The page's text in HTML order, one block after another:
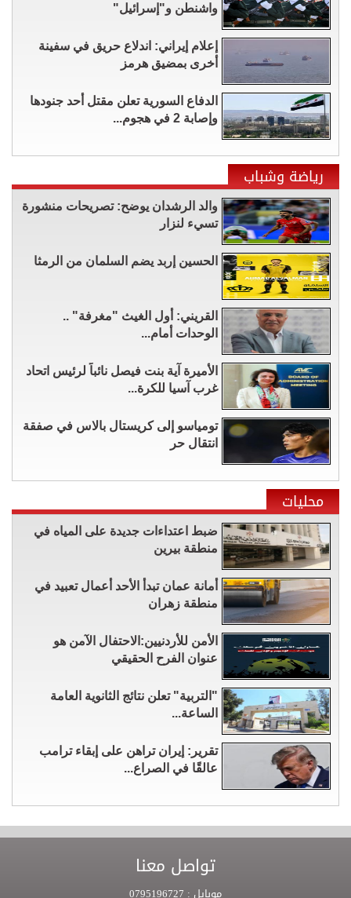
واشنطن و"إسرائيل"
إعلام إيراني: اندلاع حريق في سفينة
أخرى بمضيق هرمز
الدفاع السورية تعلن مقتل أحد جنودها
وإصابة 2 في هجوم...
رياضة وشباب
والد الرشدان يوضح: تصريحات منشورة
تسيء لنزار
الحسين إربد يضم السلمان من الرمثا
القريني: أول الغيث "مغرفة" ..
الوحدات أمام...
الأميرة آية بنت فيصل نائباً لرئيس اتحاد
غرب آسيا للكرة...
تومياسو إلى كريستال بالاس في صفقة
انتقال حر
محليات
ضبط اعتداءات جديدة على المياه في
منطقة بيرين
أمانة عمان تبدأ الأحد أعمال تعبيد في
منطقة زهران
الأمن للأردنيين:الاحتفال الآمن هو
عنوان الفرح الحقيقي
"التربية" تعلن نتائج الثانوية العامة
الساعة...
تقرير: إيران تراهن على إبقاء ترامب
عالقًا في الصراع...
تواصل معنا
موبايل :